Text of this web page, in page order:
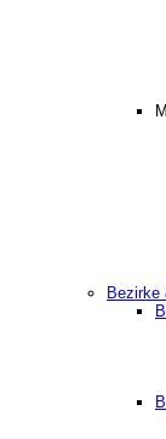
Bezirke